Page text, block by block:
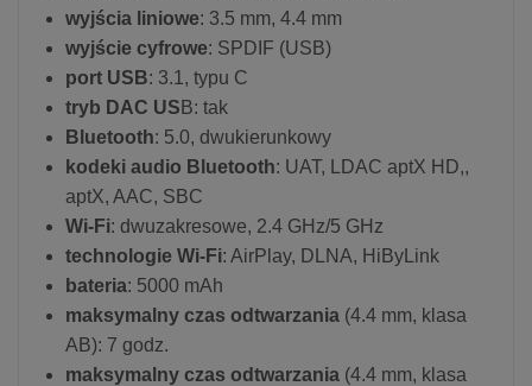
wyjścia liniowe: 3.5 mm, 4.4 mm
wyjście cyfrowe: SPDIF (USB)
port USB: 3.1, typu C
tryb DAC US B: tak
Bluetooth: 5.0, dwukierunkowy
kodeki audio Bluetooth: UAT, LDAC aptX HD,,
aptX, AAC, SBC
Wi-Fi: dwuzakresowe, 2.4 GHz/5 GHz
technologie Wi-Fi: AirPlay, DLNA, HiByLink
bateria: 5000 mAh
maksymalny czas odtwarzania (4.4 mm, klasa
AB): 7 godz.
maksymalny czas odtwarzania (4.4 mm, klasa